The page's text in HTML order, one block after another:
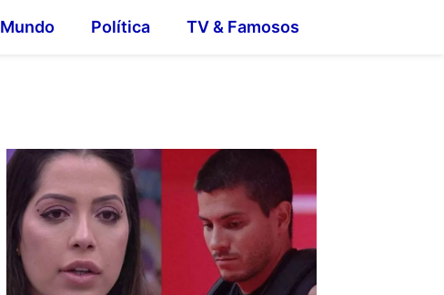
Mundo Política TV & Famosos